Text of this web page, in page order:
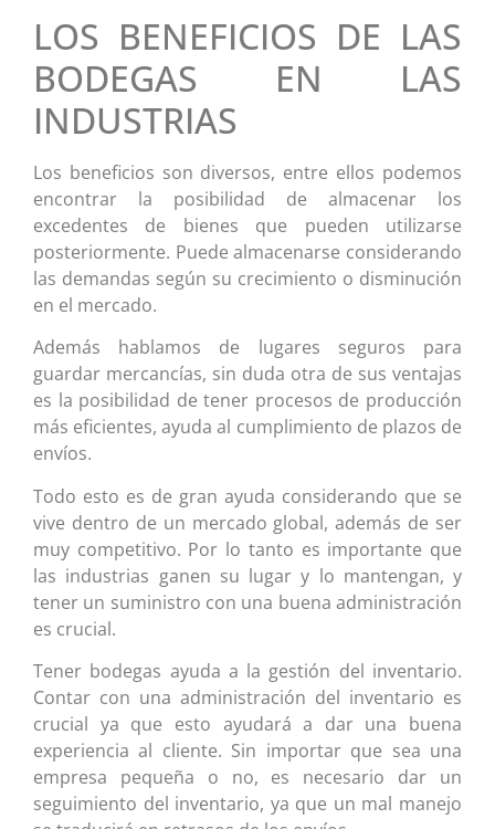
LOS BENEFICIOS DE LAS
BODEGAS EN LAS
INDUSTRIAS
Los beneficios son diversos, entre ellos podemos
encontrar la posibilidad de almacenar los
excedentes de bienes que pueden utilizarse
posteriormente. Puede almacenarse considerando
las demandas según su crecimiento o disminución
en el mercado.
Además hablamos de lugares seguros para
guardar mercancías, sin duda otra de sus ventajas
es la posibilidad de tener procesos de producción
más eficientes, ayuda al cumplimiento de plazos de
envíos.
Todo esto es de gran ayuda considerando que se
vive dentro de un mercado global, además de ser
muy competitivo. Por lo tanto es importante que
las industrias ganen su lugar y lo mantengan, y
tener un suministro con una buena administración
es crucial.
Tener bodegas ayuda a la gestión del inventario.
Contar con una administración del inventario es
crucial ya que esto ayudará a dar una buena
experiencia al cliente. Sin importar que sea una
empresa pequeña o no, es necesario dar un
seguimiento del inventario, ya que un mal manejo